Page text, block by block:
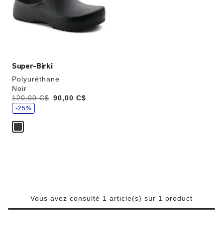
Super-Birki
Polyuréthane
Noir
Était:
120,00 C$
,
est
90,00 C$
,
é
o
n
m
-25%
de
couleurs
modifiera
Vous avez consulté 1 article(s) sur 1 product